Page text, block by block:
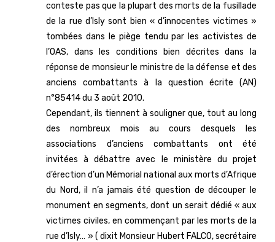
conteste pas que la plupart des morts de la fusillade
de la rue d’Isly sont bien « d’innocentes victimes »
tombées dans le piège tendu par les activistes de
l’OAS, dans les conditions bien décrites dans la
réponse de monsieur le ministre de la défense et des
anciens combattants à la question écrite (AN)
n°85414 du 3 août 2010.
Cependant, ils tiennent à souligner que, tout au long
des nombreux mois au cours desquels les
associations d’anciens combattants ont été
invitées à débattre avec le ministère du projet
d’érection d’un Mémorial national aux morts d’Afrique
du Nord, il n’a jamais été question de découper le
monument en segments, dont un serait dédié « aux
victimes civiles, en commençant par les morts de la
rue d’Isly… » ( dixit Monsieur Hubert FALCO, secrétaire